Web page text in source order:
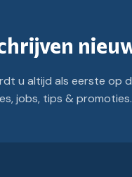
u altijd als eerste op
jobs, tips & promoties.